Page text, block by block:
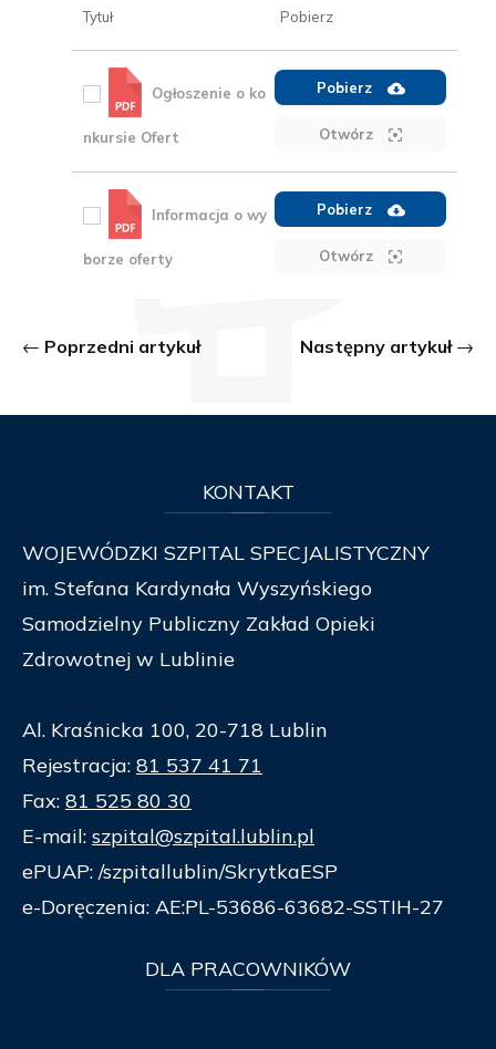
Tytuł Pobierz
Ogłoszenie o ko
nkursie Ofert
Pobierz
Otwórz
Informacja o wy
borze oferty
Pobierz
Otwórz
Poprzedni artykuł Następny artykuł
KONTAKT
WOJEWÓDZKI SZPITAL SPECJALISTYCZNY
im. Stefana Kardynała Wyszyńskiego
Samodzielny Publiczny Zakład Opieki
Zdrowotnej w Lublinie
Al. Kraśnicka 100, 20-718 Lublin
Rejestracja: 81 537 41 71
Fax: 81 525 80 30
E-mail: szpital@szpital.lublin.pl
ePUAP: /szpitallublin/SkrytkaESP
e-Doręczenia: AE:PL-53686-63682-SSTIH-27
DLA PRACOWNIKÓW